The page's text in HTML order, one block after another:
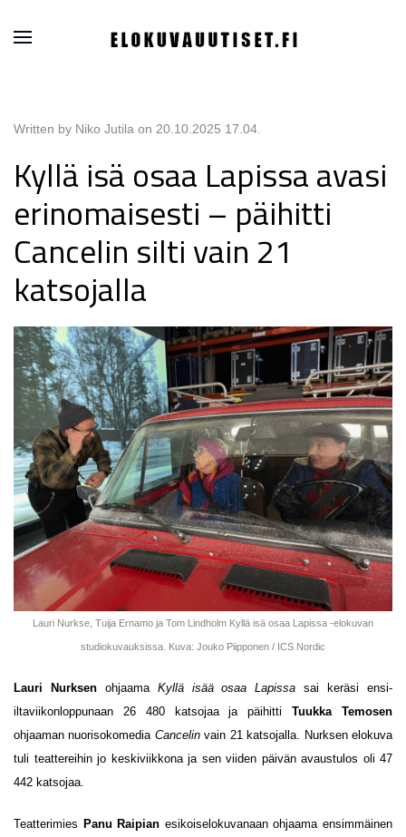
Written by Niko Jutila on 20.10.2025 17.04
Kyllä isä osaa Lapissa avasi
erinomaisesti – päihitti
Cancelin silti vain 21
katsojalla
Lauri Nurkse, Tuija Ernamo ja Tom Lindholm Kyllä isä osaa Lapissa -elokuvan
studiokuvauksissa. Kuva: Jouko Piipponen / ICS Nordic
Lauri Nurksenohjaama Kyllä isää osaa Lapissa sai keräsi ensi-
iltaviikonloppunaan 26 480 katsojaa ja päihittiTuukka Temosen
ohjaaman nuorisokomedia Cancelinvain 21 katsojalla. Nurksen elokuva
tuli teattereihin jo keskiviikkona ja sen viiden päivän avaustulos oli 47
442 katsojaa.
Teatterimies Panu Raipian esikoiselokuvanaan ohjaama ensimmäinen